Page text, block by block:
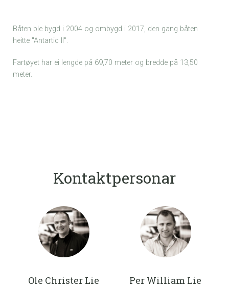
Båten ble bygd i 2004 og ombygd i 2017, den gang båten
heitte "Antartic II".
Fartøyet har ei lengde på 69,70 meter og bredde på 13,50
meter.
Kontaktpersonar
Ole Christer Lie Per William Lie